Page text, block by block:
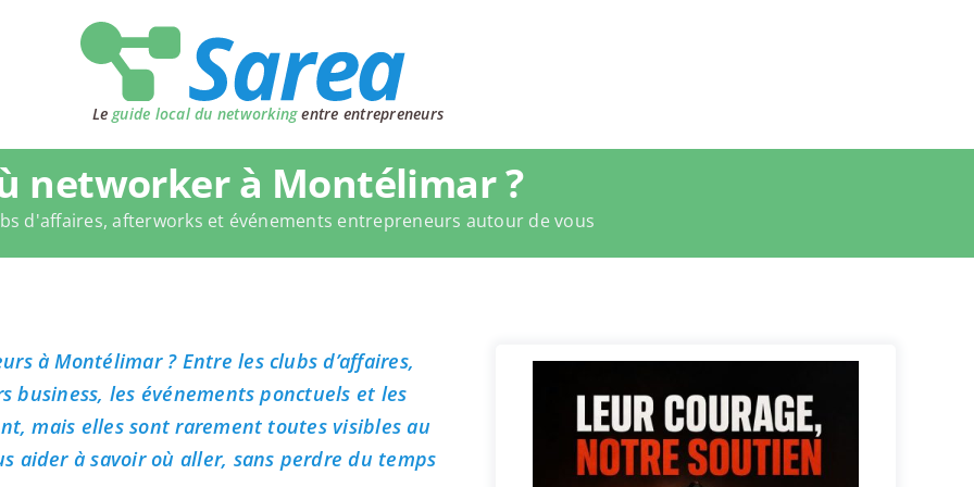
Le guide local du networkingentre entrepreneurs
networker à Montélimar ?
d'affaires, afterworks et événements entrepreneurs autour de vous
à Montélimar ? Entre les clubs d’affaires,
business, les événements ponctuels et les
mais elles sont rarement toutes visibles au
aider à savoir où aller, sans perdre du temps